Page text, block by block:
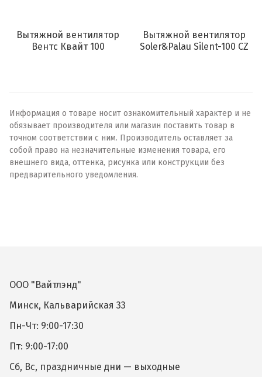
Вытяжной вентилятор
Вентс Квайт 100
Вытяжной вентилятор
Soler&Palau Silent-100 CZ
Информация о товаре носит ознакомительный характер и не
обязывает производителя или магазин поставить товар в
точном соответствии с ним. Производитель оставляет за
собой право на незначительные изменения товара, его
внешнего вида, оттенка, рисунка или конструкции без
предварительного уведомления.
ООО "Вайтлэнд"
Минск, Кальварийская 33
Пн-Чт: 9:00-17:30
Пт: 9:00-17:00
Сб, Вс, праздничные дни — выходные